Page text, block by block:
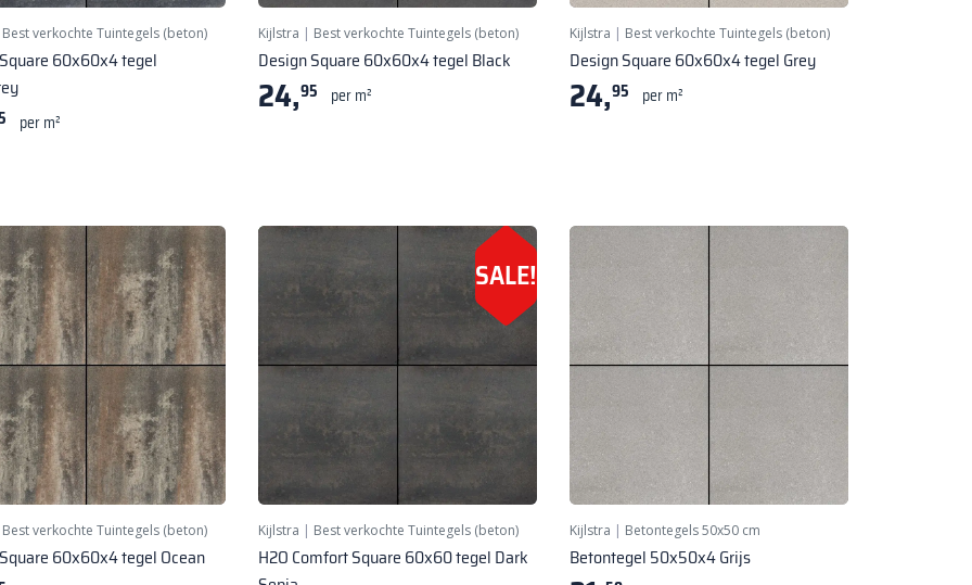
Best verkochte Tuintegels (beton)
60x60x4 tegel
per m²
Kijlstra | Best verkochte Tuintegels (beton)
Design Square 60x60x4 tegel Black
24,95 per m²
Kijlstra | Best verkochte Tuintegels (beton)
Design Square 60x60x4 tegel Grey
24,95 per m²
Best verkochte Tuintegels (beton)
60x60x4 tegel Ocean
SALE!
Kijlstra | Best verkochte Tuintegels (beton)
H2O Comfort Square 60x60 tegel Dark
Kijlstra | Betontegels 50x50 cm
Betontegel 50x50x4 Grijs